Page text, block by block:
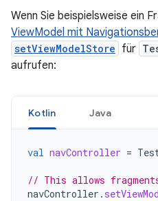
Wenn Sie beispielsweise ein
ViewModel mit
setViewModelStore für
aufrufen:
Kotlin Java
val navController =
// This allows
navController .